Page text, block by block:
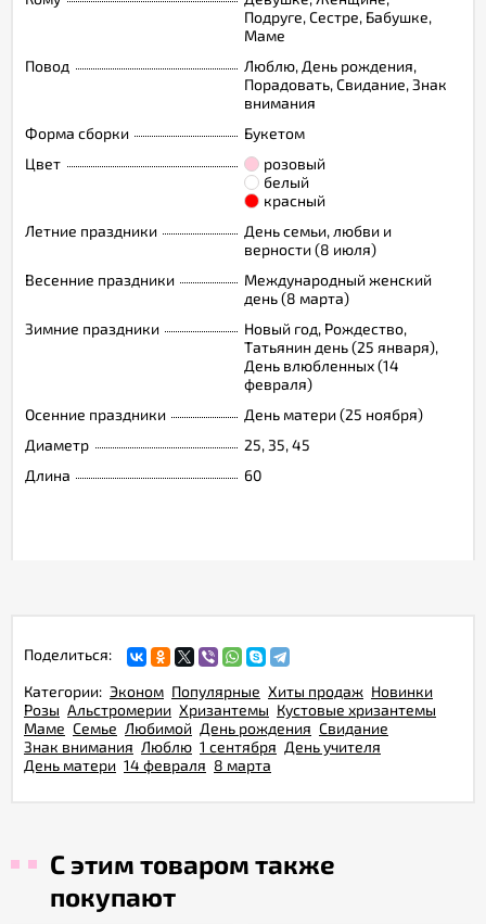
Подруге, Сестре, Бабушке,
Маме
Повод
Люблю, День рождения,
Порадовать, Свидание, Знак
внимания
Форма сборки
Букетом
Цвет
розовый
белый
красный
Летние праздники
День семьи, любви и
верности (8 июля)
Весенние праздники
Международный женский
день (8 марта)
Зимние праздники
Новый год, Рождество,
Татьянин день (25 января),
День влюбленных (14
февраля)
Осенние праздники
День матери (25 ноября)
Диаметр
25, 35, 45
Длина
60
Поделиться:
Категории: Эконом Популярные Хиты продаж Новинки
Розы Альстромерии Хризантемы Кустовые хризантемы
Маме Семье Любимой День рождения Свидание
Знак внимания Люблю 1 сентября День учителя
День матери 14 февраля 8 марта
С этим товаром также
покупают